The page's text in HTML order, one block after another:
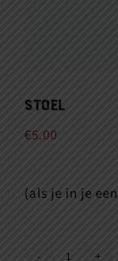
Stoel
€5.00
(als je in je